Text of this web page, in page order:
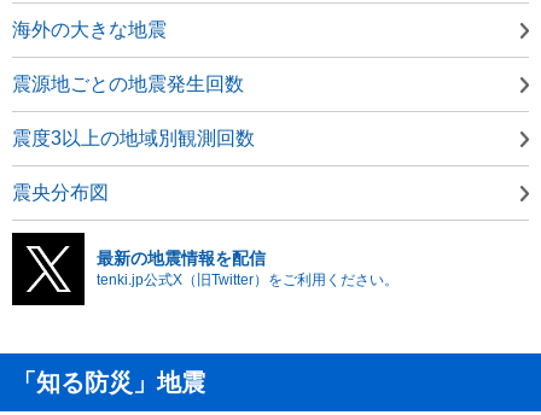
海外の大きな地震
震源地ごとの地震発生回数
震度3以上の地域別観測回数
震央分布図
最新の地震情報を配信
tenki.jp公式X（旧Twitter）をご利用ください。
「知る防災」地震